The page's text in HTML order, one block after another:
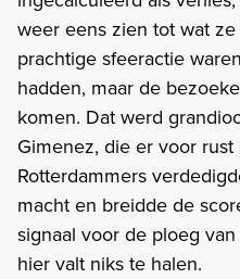
weer eens zien tot wat
prachtige sfeeractie
hadden, maar de
komen. Dat werd
Gimenez, die er voor
Rotterdammers
macht en breidde de
signaal voor de ploeg
hier valt niks te halen.